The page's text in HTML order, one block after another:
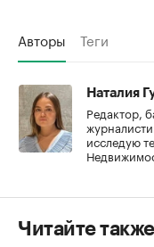
Авторы Теги
Наталия
Редактор,
исследую
Читайте также